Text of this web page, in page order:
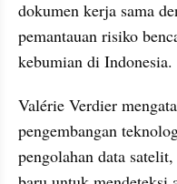
dokumen kerja sama
pemantauan risiko
kebumian di Indonesia.
Valérie Verdier
pengembangan
pengolahan data